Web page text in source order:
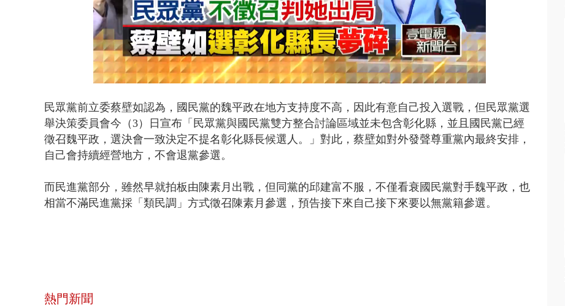
Loaded:
36.81%
民眾黨前立委蔡壁如認為，國民黨的魏平政在地方支持度不高，因此有意自己投入選戰，但民眾黨選
舉決策委員會今（3）日宣布「民眾黨與國民黨雙方整合討論區域並未包含彰化縣，並且國民黨已經
徵召魏平政，選決會一致決定不提名彰化縣長候選人。」對此，蔡壁如對外發聲尊重黨內最終安排，
自己會持續經營地方，不會退黨參選。
而民進黨部分，雖然早就拍板由陳素月出戰，但同黨的邱建富不服，不僅看衰國民黨對手魏平政，也
相當不滿民進黨採「類民調」方式徵召陳素月參選，預告接下來自己接下來要以無黨籍參選。
熱門新聞